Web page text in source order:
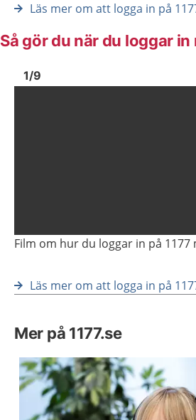
Läs mer om att logga in på
Så gör du när du loggar
Bild1
Film om hur du loggar in på
Läs mer om att logga in på
1/9
Mer på 1177.se